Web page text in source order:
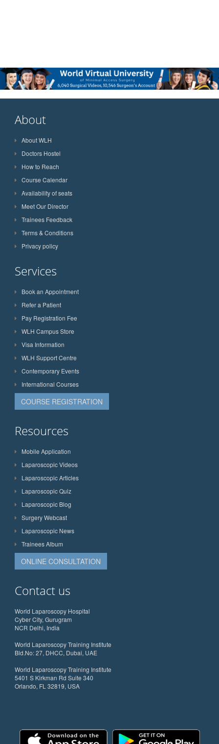
About
About WLH
Doctors Hostel
How to Reach
Course Calendar
Availability of seats
Meet Our Director
Trainees Feedback
Terms & Conditions
Privacy policy
Services
Book an Appointment
Refer a Patient
Pay Registration Fee
WLH Campus Store
Visa Information
WLH Support Centre
Contemporary Events
International Courses
COURSE REGISTRATION
Resources
Mobile Application
Laparoscopic Videos
Laparoscopic Articles
Laparoscopic Quiz
Laparoscopic Blog
Surgery Webcast
Laparoscopic News
Trainees Album
ONLINE CONSULTATION
Contact us
World Laparoscopy Hospital
Cyber City, Gurugram
NCR Delhi, India
World Laparoscopy Training Institute
Bld.No: 27, DHCC, Dubai, UAE
World Laparoscopy Training Institute
5401 S Kirkman Rd Suite 340
Orlando, FL 32819, USA